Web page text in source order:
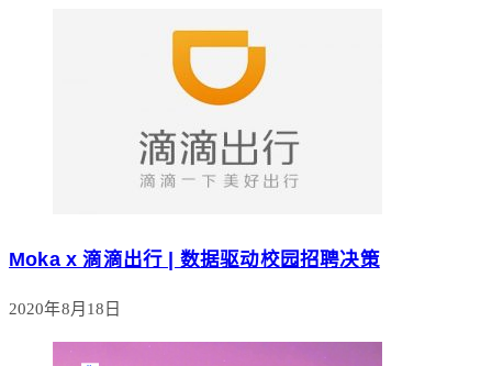
Moka x 滴滴出行 | 数据驱动校园招聘决策
2020年8月18日